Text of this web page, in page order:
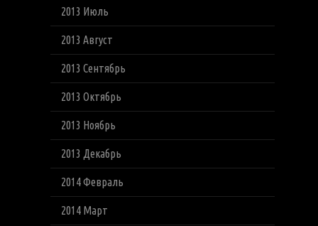
2013 Июль
2013 Август
2013 Сентябрь
2013 Октябрь
2013 Ноябрь
2013 Декабрь
2014 Февраль
2014 Март